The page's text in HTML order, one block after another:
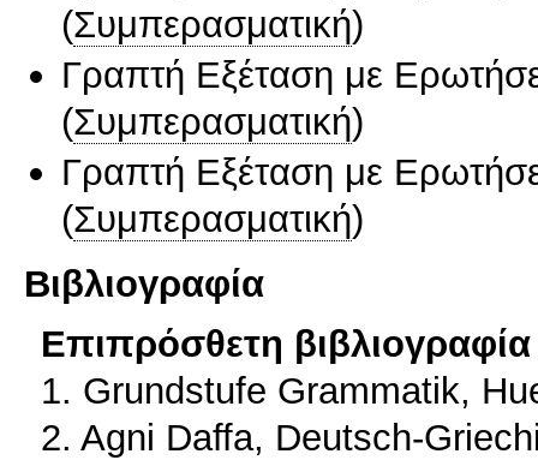
(Συμπερασματική)
Γραπτή Εξέταση με
(Συμπερασματική)
Γραπτή Εξέταση με
(Συμπερασματική)
Βιβλιογραφία
Επιπρόσθετη βιβλιογραφία
1. Grundstufe Grammatik,
2. Agni Daffa, Deutsch-